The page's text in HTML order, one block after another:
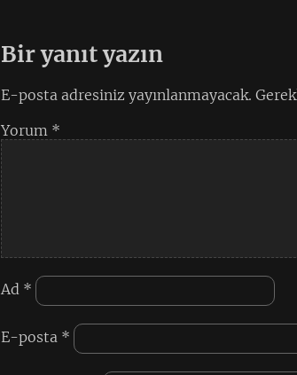
Bir yanıt yazın
E-posta adresiniz yayınlanmayacak.
Yorum *
Ad *
E-posta *